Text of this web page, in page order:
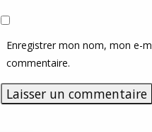
Enregistrer mon nom, mon e-
commentaire.